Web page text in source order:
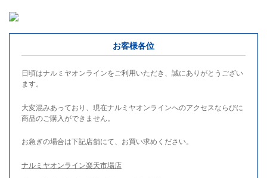
お客様各位
日頃はナルミヤオンラインをご利用いただき、誠にありがとうござい
ます。
大変混みあっており、現在ナルミヤオンラインへのアクセスならびに
商品のご購入ができません。
お急ぎの場合は下記店舗にて、お買い求めください。
ナルミヤオンライン楽天市場店